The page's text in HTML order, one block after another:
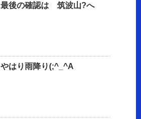
最後の確認は 筑波山?へ
やはり雨降り(;^_^A